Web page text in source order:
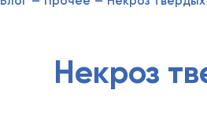
Некроз